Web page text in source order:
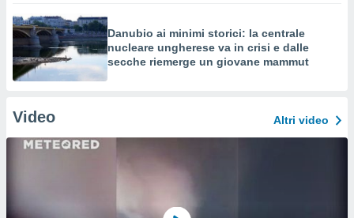
Danubio ai minimi storici: la centrale
nucleare ungherese va in crisi e dalle
secche riemerge un giovane mammut
Video Altri video